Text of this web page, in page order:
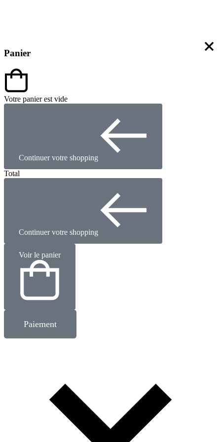
Panier
Votre panier est vide
Continuer votre shopping
Total
Continuer votre shopping
Voir le panier
Paiement